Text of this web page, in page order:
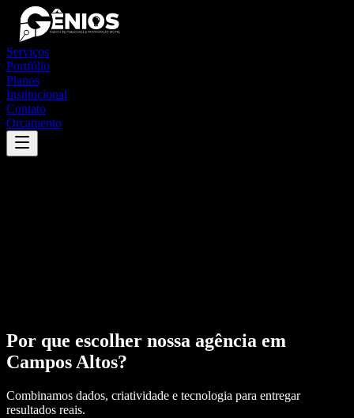
Serviços
Portfólio
Planos
Institucional
Contato
Orçamento
Por que escolher nossa agência em
Campos Altos?
Combinamos dados, criatividade e tecnologia para entregar
resultados reais.